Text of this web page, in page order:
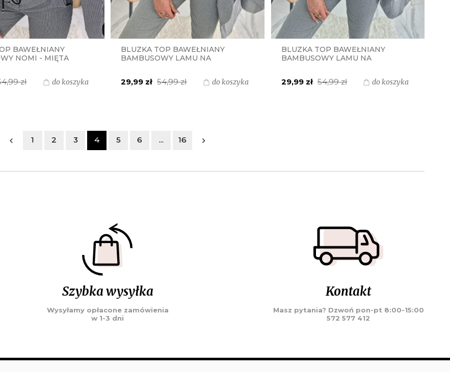
BAWEŁNIANY
NOMI - MIĘTA
zł do koszyka
BLUZKA TOP BAWEŁNIANY
BAMBUSOWY LAMU NA
29,99 zł 54,99 zł do koszyka
BLUZKA TOP BAWEŁNIANY
BAMBUSOWY LAMU NA
29,99 zł 54,99 zł do koszyka
1 2 3 4 5 6 ... 16
Szybka wysyłka
Wysyłamy opłacone zamówienia
w 1-3 dni
Kontakt
Masz pytania? Dzwoń pon-pt 8:00-15:00
572 577 412